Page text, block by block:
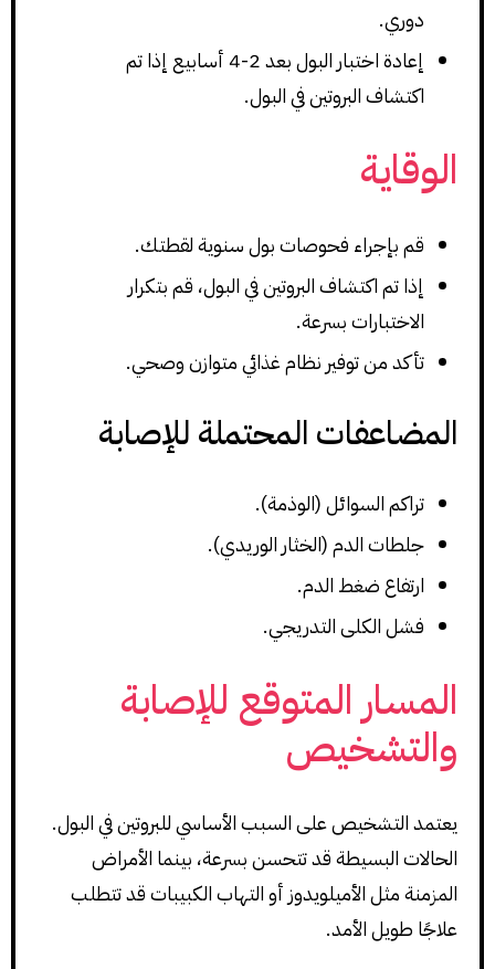
دوري.
إعادة اختبار البول بعد 2-4 أسابيع إذا تم
اكتشاف البروتين في البول.
الوقاية
قم بإجراء فحوصات بول سنوية لقطتك.
إذا تم اكتشاف البروتين في البول، قم بتكرار
الاختبارات بسرعة.
تأكد من توفير نظام غذائي متوازن وصحي.
المضاعفات المحتملة للإصابة
تراكم السوائل (الوذمة).
جلطات الدم (الخثار الوريدي).
ارتفاع ضغط الدم.
فشل الكلى التدريجي.
المسار المتوقع للإصابة
والتشخيص
يعتمد التشخيص على السبب الأساسي للبروتين في البول.
الحالات البسيطة قد تتحسن بسرعة، بينما الأمراض
المزمنة مثل الأميلويدوز أو التهاب الكبيبات قد تتطلب
علاجًا طويل الأمد.